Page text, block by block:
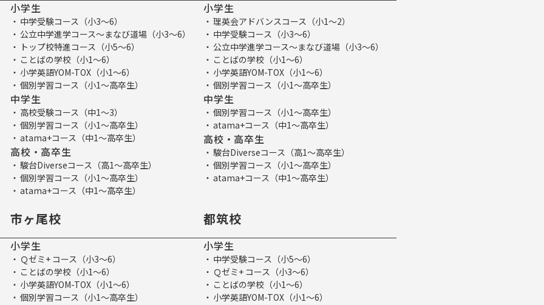
小学生
中学受験コース（小3～6）
公立中学進学コース～まなび道場（小3～6）
トップ校特進コース（小5～6）
ことばの学校（小1～6）
小学英語YOM-TOX（小1～6）
個別学習コース（小1～高卒生）
中学生
高校受験コース（中1～3）
個別学習コース（小1～高卒生）
atama+コース（中1～高卒生）
高校・高卒生
駿台Diverseコース（高1～高卒生）
個別学習コース（小1～高卒生）
atama+コース（中1～高卒生）
小学生
理英会アドバンスコース（小1～2）
中学受験コース（小3～6）
公立中学進学コース～まなび道場（小3～6）
ことばの学校（小1～6）
小学英語YOM-TOX（小1～6）
個別学習コース（小1～高卒生）
中学生
個別学習コース（小1～高卒生）
atama+コース（中1～高卒生）
高校・高卒生
駿台Diverseコース（高1～高卒生）
個別学習コース（小1～高卒生）
atama+コース（中1～高卒生）
市ヶ尾校
小学生
Ｑゼミ+ コース（小3～6）
ことばの学校（小1～6）
小学英語YOM-TOX（小1～6）
個別学習コース（小1～高卒生）
都筑校
小学生
中学受験コース（小5～6）
Ｑゼミ+ コース（小3～6）
ことばの学校（小1～6）
小学英語YOM-TOX（小1～6）